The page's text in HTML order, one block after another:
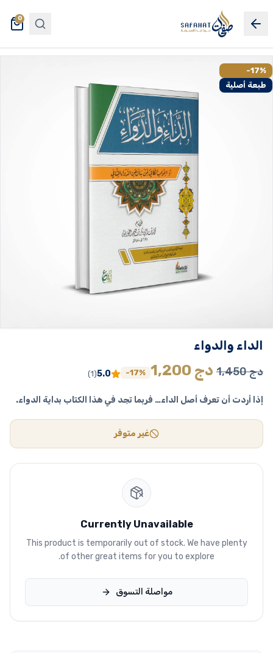
0
-17%
طبعة أصلية
الداء والدواء
1,450دج
السعر
هو:
1,200 دج
السعر
هو:
1,200 دج.
-17%
5.0
(1)
إذا أردت أن تعرف أصل الداء… فربما تجد في هذا الكتاب بداية الدواء.
غير متوفر
Currently Unavailable
This product is temporarily out of stock. We have plenty
of other great items for you to explore.
مواصلة التسوق